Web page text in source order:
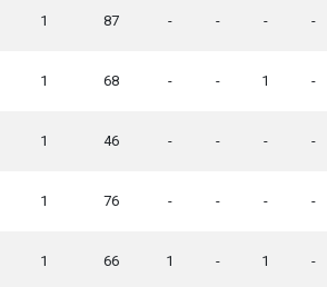
1 87 - - - -
1 68 - - 1 -
1 46 - - - -
1 76 - - - -
1 66 1 - 1 -